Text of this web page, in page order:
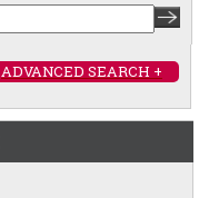
ADVANCED SEARCH +